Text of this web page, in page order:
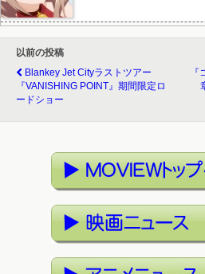
以前の投稿
Blankey Jet Cityラストツアー
『VANISHING POINT』期間限定ロ
ードショー